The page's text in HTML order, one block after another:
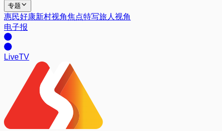
专题
惠民好康新村视角焦点特写旅人视角
电子报
LiveTV